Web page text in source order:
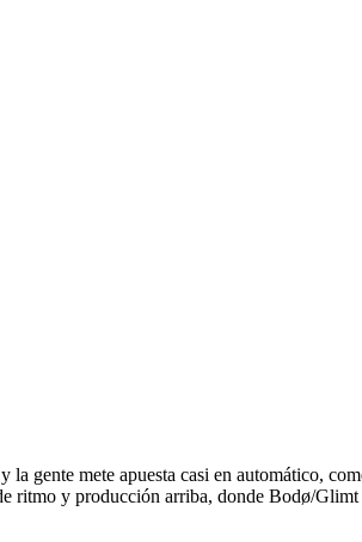
gente mete apuesta casi en automático,
y producción arriba, donde Bodø/